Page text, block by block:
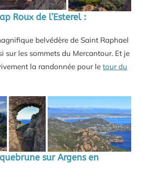
Roux de l’Esterel :
belvédère de Saint Raphael
sur les sommets du Mercantour. Et je
la randonnée pour letour du
sur Argens en